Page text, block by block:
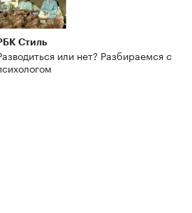
Стиль
или нет? Разбираемся с